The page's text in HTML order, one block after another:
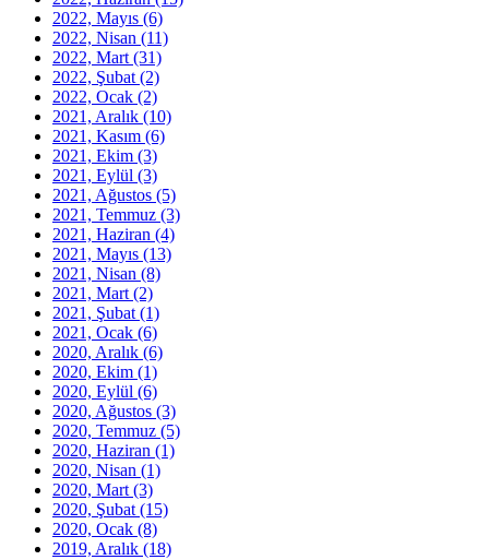
2022, Mayıs (6)
2022, Nisan (11)
2022, Mart (31)
2022, Şubat (2)
2022, Ocak (2)
2021, Aralık (10)
2021, Kasım (6)
2021, Ekim (3)
2021, Eylül (3)
2021, Ağustos (5)
2021, Temmuz (3)
2021, Haziran (4)
2021, Mayıs (13)
2021, Nisan (8)
2021, Mart (2)
2021, Şubat (1)
2021, Ocak (6)
2020, Aralık (6)
2020, Ekim (1)
2020, Eylül (6)
2020, Ağustos (3)
2020, Temmuz (5)
2020, Haziran (1)
2020, Nisan (1)
2020, Mart (3)
2020, Şubat (15)
2020, Ocak (8)
2019, Aralık (18)